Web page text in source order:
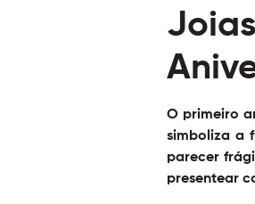
O primeiro
simboliza a
parecer
presentear